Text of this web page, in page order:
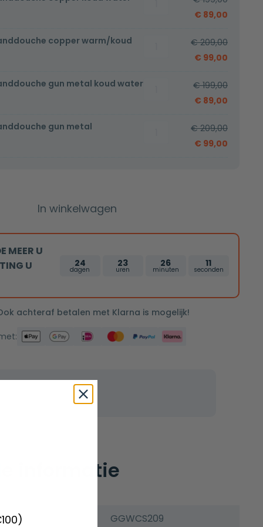
aantal
€ 89,00
copper warm/koud
copper
warm/koud
€209,00
€ 99,00
gun metal koud waterBidetset
€199,00
€ 89,00
gun metal
€209,00
€ 99,00
In winkelwagen
MEER U
U
24
dagen
23
uren
26
minuten
11
seconden
achteraf betalen met Klarna is mogelijk!
informatie
GGWCS209